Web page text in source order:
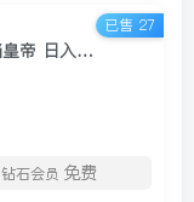
黄金随便买？AI自动外汇量化交易 在家当皇帝 日入1000+
钻石会员 免费
已售 27